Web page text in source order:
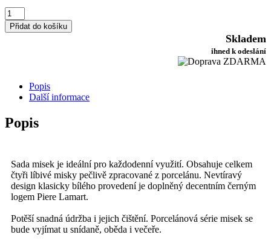
Lamart
LT9014
4dílná
množství
Přidat do košíku
Skladem
ihned k odeslání
Popis
Další informace
Popis
Sada misek je ideální pro každodenní využití. Obsahuje celkem
čtyři líbivé misky pečlivě zpracované z porcelánu. Nevtíravý
design klasicky bílého provedení je doplněný decentním černým
logem Piere Lamart.
Potěší snadná údržba i jejich čištění. Porcelánová série misek se
bude vyjímat u snídaně, oběda i večeře.